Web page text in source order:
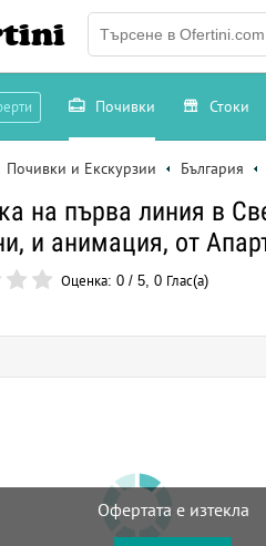
Почивки Стоки
Почивки и Екскурзии България
на първа линия в
и анимация, от
Оценка: 0 / 5, 0 Глас(а)
Офертата е изтекла